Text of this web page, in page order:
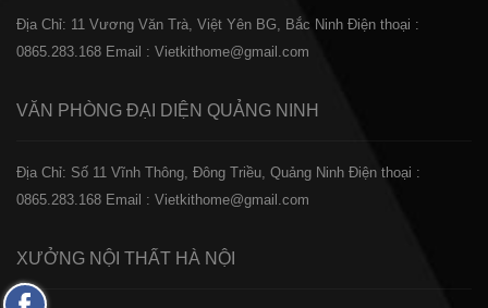
Địa Chỉ: 11 Vương Văn Trà, Việt Yên BG, Bắc Ninh Điện thoại :
0865.283.168 Email : Vietkithome@gmail.com
VĂN PHÒNG ĐẠI DIỆN QUẢNG NINH
Địa Chỉ: Số 11 Vĩnh Thông, Đông Triều, Quảng Ninh Điện thoại :
0865.283.168 Email : Vietkithome@gmail.com
XƯỞNG NỘI THẤT HÀ NỘI